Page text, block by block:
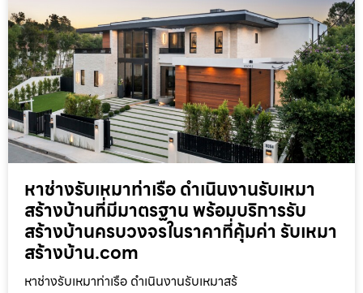
หาช่างรับเหมาท่าเรือ ดำเนินงานรับเหมา
สร้างบ้านที่มีมาตรฐาน พร้อมบริการรับ
สร้างบ้านครบวงจรในราคาที่คุ้มค่า รับเหมา
สร้างบ้าน.com
หาช่างรับเหมาท่าเรือ ดำเนินงานรับเหมาสร้